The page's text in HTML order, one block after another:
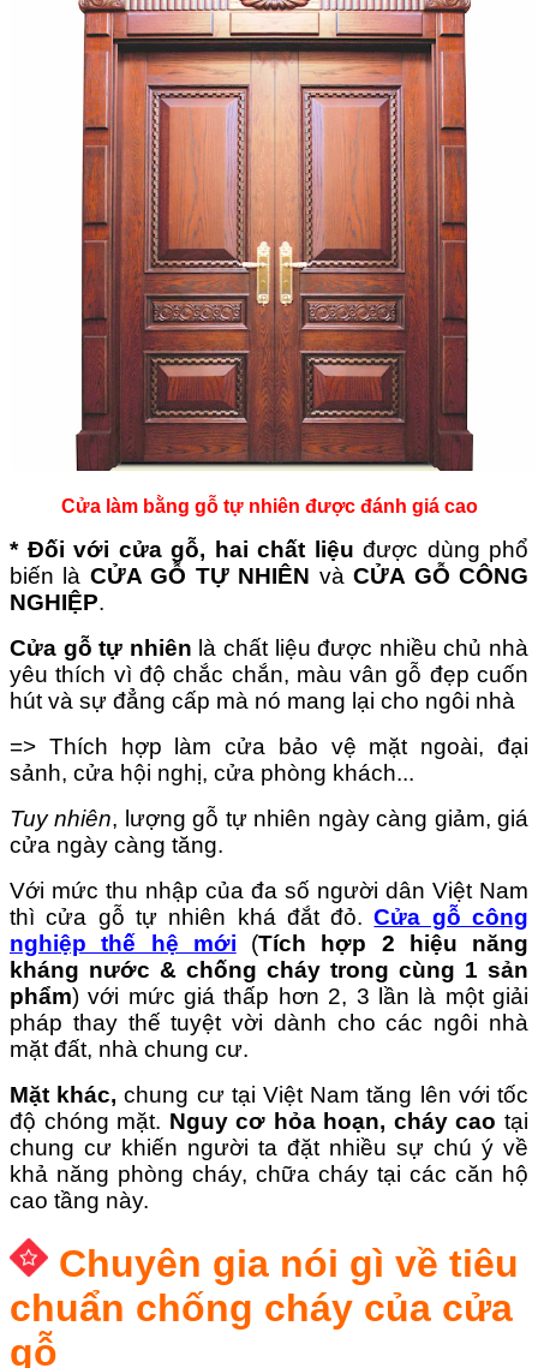
Cửa làm bằng gỗ tự nhiên được đánh giá cao
* Đối với cửa gỗ, hai chất liệu được dùng phổ
biến là CỬA GỖ TỰ NHIÊN vàCỬA GỖ CÔNG
NGHIỆP.
Cửa gỗ tự nhiên là chất liệu được nhiều chủ nhà
yêu thích vì độ chắc chắn, màu vân gỗ đẹp cuốn
hút và sự đẳng cấp mà nó mang lại cho ngôi nhà
=> Thích hợp làm cửa bảo vệ mặt ngoài, đại
sảnh, cửa hội nghị, cửa phòng khách...
Tuy nhiên, lượng gỗ tự nhiên ngày càng giảm, giá
cửa ngày càng tăng.
Với mức thu nhập của đa số người dân Việt Nam
thì cửa gỗ tự nhiên khá đắt đỏ.Cửa gỗ công
nghiệp thế hệ mới (Tích hợp 2 hiệu năng
kháng nước & chống cháy trong cùng 1 sản
phẩm) với mức giá thấp hơn 2, 3 lần là một giải
pháp thay thế tuyệt vời dành cho các ngôi nhà
mặt đất, nhà chung cư.
Mặt khác, chung cư tại Việt Nam tăng lên với tốc
độ chóng mặt. Nguy cơ hỏa hoạn, cháy cao tại
chung cư khiến người ta đặt nhiều sự chú ý về
khả năng phòng cháy, chữa cháy tại các căn hộ
cao tầng này.
Chuyên gia nói gì về tiêu
chuẩn chống cháy của cửa
gỗ